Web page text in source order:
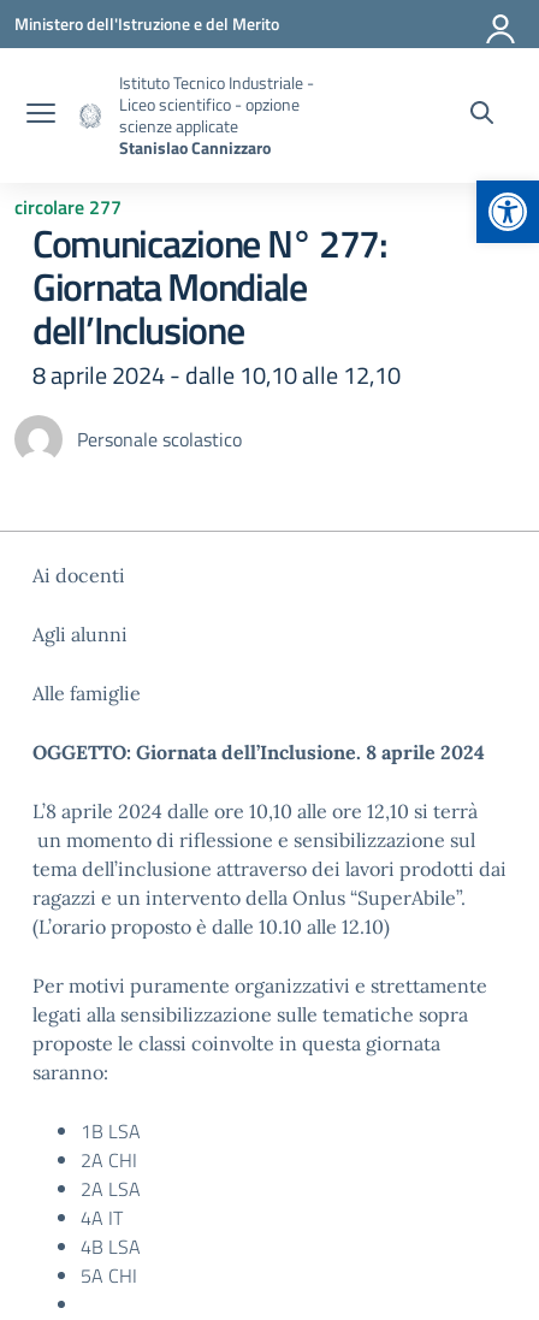
Vai ai contenuti
Vai al menu di navigazione
Vai al footer
Ministero dell'Istruzione e del Merito
Istituto Tecnico Industriale -
Liceo scientifico - opzione
scienze applicate
Stanislao Cannizzaro
circolare 277
Comunicazione N° 277:
Giornata Mondiale
dell’Inclusione
8 aprile 2024 - dalle 10,10 alle 12,10
Personale scolastico
Ai docenti
Agli alunni
Alle famiglie
OGGETTO: Giornata dell’Inclusione. 8 aprile 2024
L’8 aprile 2024 dalle ore 10,10 alle ore 12,10 si terrà
un momento di riflessione e sensibilizzazione sul
tema dell’inclusione attraverso dei lavori prodotti dai
ragazzi e un intervento della Onlus “SuperAbile”.
(L’orario proposto è dalle 10.10 alle 12.10)
Per motivi puramente organizzativi e strettamente
legati alla sensibilizzazione sulle tematiche sopra
proposte le classi coinvolte in questa giornata
saranno:
1B LSA
2A CHI
2A LSA
4A IT
4B LSA
5A CHI